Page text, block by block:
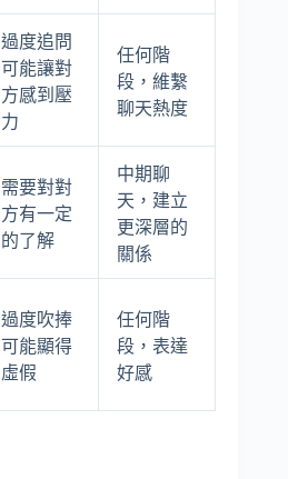
過度追問
可能讓對
方感到壓
力
任何階
段，維繫
聊天熱度
需要對對
方有一定
的了解
中期聊
天，建立
更深層的
關係
過度吹捧
可能顯得
虛假
任何階
段，表達
好感